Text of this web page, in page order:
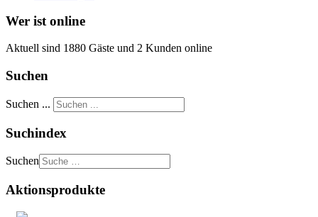
Wer ist online
Aktuell sind 1880 Gäste und 2 Kunden online
Suchen
Suchen ...
Suchindex
Suchen
Aktionsprodukte